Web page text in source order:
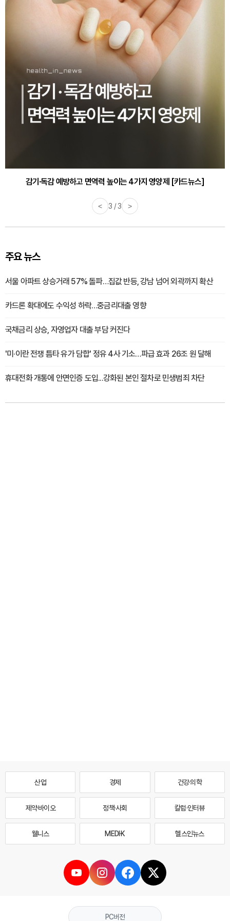
감기·독감 예방하고 면역력 높이는 4가지 영양제 [카드뉴스]
< 3 / 3 >
주요 뉴스
서울 아파트 상승거래 57% 돌파…집값 반등, 강남 넘어 외곽까지 확산
카드론 확대에도 수익성 하락…중금리대출 영향
국채금리 상승, 자영업자 대출 부담 커진다
'미·이란 전쟁 틈타 유가 담합' 정유 4사 기소…파급 효과 26조 원 달해
휴대전화 개통에 안면인증 도입...강화된 본인 절차로 민생범죄 차단
산업 경제 건강·의학
제약·바이오 정책·사회 칼럼·인터뷰
웰니스 MEDI·K 헬스인뉴스
PC버전